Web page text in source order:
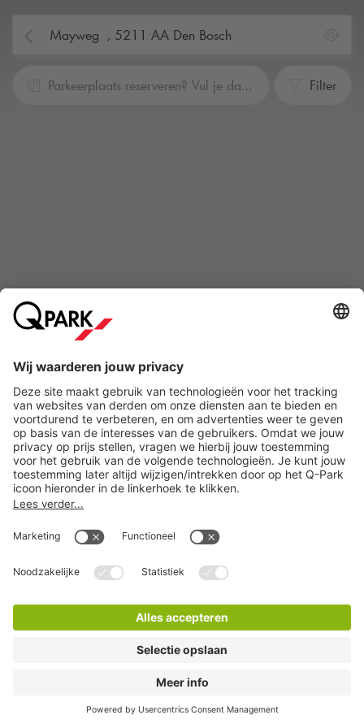
Parkeerplaats reserveren? Vul je data en tijden in Filter
Q-Park P+R Magistratenlaan
3 Minuten lopen